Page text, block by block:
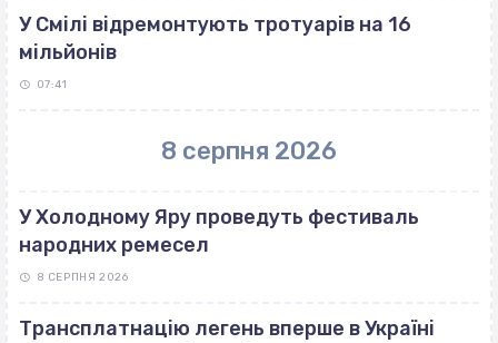
У Смілі відремонтують тротуарів на 16
мільйонів
07:41
8 серпня 2026
У Холодному Яру проведуть фестиваль
народних ремесел
8 СЕРПНЯ 2026
Трансплатнацію легень вперше в Україні